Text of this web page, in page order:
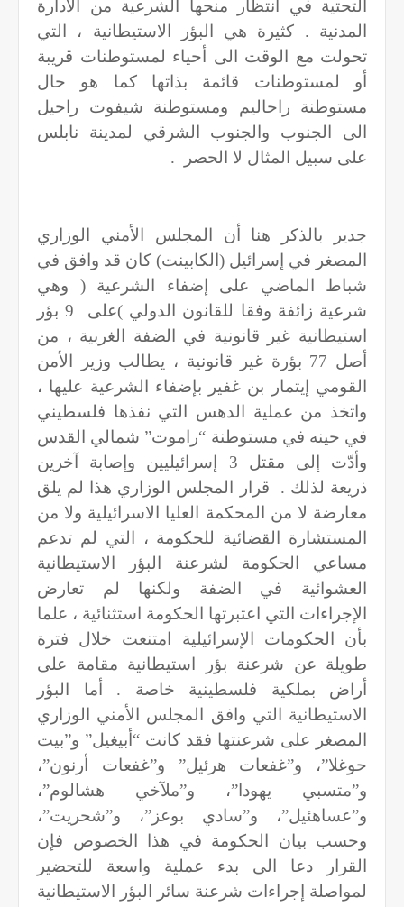
التحتية في انتظار منحها الشرعية من الادارة
المدنية . كثيرة هي البؤر الاستيطانية ، التي
تحولت مع الوقت الى أحياء لمستوطنات قريبة
أو لمستوطنات قائمة بذاتها كما هو حال
مستوطنة راحاليم ومستوطنة شيفوت راحيل
الى الجنوب والجنوب الشرقي لمدينة نابلس
على سبيل المثال لا الحصر
.
جدير بالذكر هنا أن المجلس الأمني الوزاري
المصغر في إسرائيل (الكابينت) كان قد وافق في
شباط الماضي على إضفاء الشرعية ( وهي
شرعية زائفة وفقا للقانون الدولي )على
9 بؤر
استيطانية غير قانونية في الضفة الغربية ، من
أصل 77 بؤرة غير قانونية ، يطالب وزير الأمن
القومي إيتمار بن غفير بإضفاء الشرعية عليها ،
واتخذ من عملية الدهس التي نفذها فلسطيني
في حينه في مستوطنة “راموت” شمالي القدس
وأدّت إلى مقتل 3 إسرائيليين وإصابة آخرين
ذريعة لذلك .
قرار المجلس الوزاري هذا لم يلق
معارضة لا من المحكمة العليا الاسرائيلية ولا من
المستشارة القضائية للحكومة ، التي لم تدعم
مساعي الحكومة لشرعنة البؤر الاستيطانية
العشوائية في الضفة ولكنها لم تعارض
الإجراءات التي اعتبرتها الحكومة استثنائية ، علما
بأن الحكومات الإسرائيلية امتنعت خلال فترة
طويلة عن شرعنة بؤر استيطانية مقامة على
أراض بملكية فلسطينية خاصة . أما البؤر
الاستيطانية التي وافق المجلس الأمني الوزاري
المصغر على شرعنتها فقد كانت “أبيغيل” و”بيت
حوغلا”، و”غفعات هرئيل” و”غفعات أرنون”،
و”متسبي يهودا”، و”ملآخي هشالوم”،
و”عساهئيل”، و”سادي بوعز”، و”شحريت”،
وحسب بيان الحكومة في هذا الخصوص فإن
القرار دعا الى بدء عملية واسعة للتحضير
لمواصلة إجراءات شرعنة سائر البؤر الاستيطانية